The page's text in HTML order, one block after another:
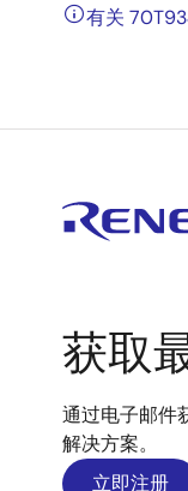
有关
获取
通过电子邮件
解决方案。
立即注册